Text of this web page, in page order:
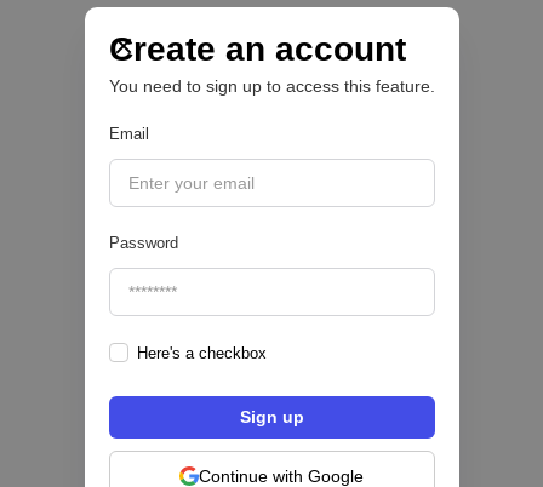
Create an account
You need to sign up to access this feature.
Email
Password
Here's a checkbox
Continue with Google
desde cuentas bancarias en México
OPEN FINANCE 🔑
pago de servicios desde su app en México
NEOBANCOS 📲